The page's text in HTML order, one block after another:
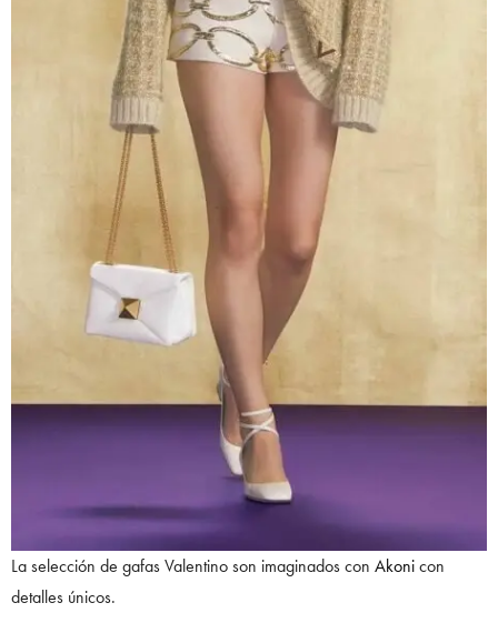
La selección de gafas Valentino son imaginados con Akonicon
detalles únicos.